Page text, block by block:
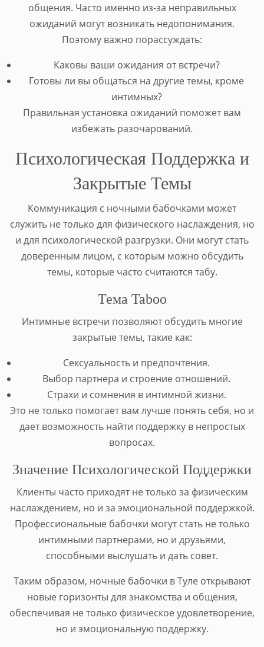
общения. Часто именно из-за неправильных
ожиданий могут возникать недопонимания.
Поэтому важно порассуждать:
Каковы ваши ожидания от встречи?
Готовы ли вы общаться на другие темы, кроме
интимных?
Правильная установка ожиданий поможет вам
избежать разочарований.
Психологическая Поддержка и
Закрытые Темы
Коммуникация с ночными бабочками может
служить не только для физического наслаждения, но
и для психологической разгрузки. Они могут стать
доверенным лицом, с которым можно обсудить
темы, которые часто считаются табу.
Тема Taboo
Интимные встречи позволяют обсудить многие
закрытые темы, такие как:
Сексуальность и предпочтения.
Выбор партнера и строение отношений.
Страхи и сомнения в интимной жизни.
Это не только помогает вам лучше понять себя, но и
дает возможность найти поддержку в непростых
вопросах.
Значение Психологической Поддержки
Клиенты часто приходят не только за физическим
наслаждением, но и за эмоциональной поддержкой.
Профессиональные бабочки могут стать не только
интимными партнерами, но и друзьями,
способными выслушать и дать совет.
Таким образом, ночные бабочки в Туле открывают
новые горизонты для знакомства и общения,
обеспечивая не только физическое удовлетворение,
но и эмоциональную поддержку.